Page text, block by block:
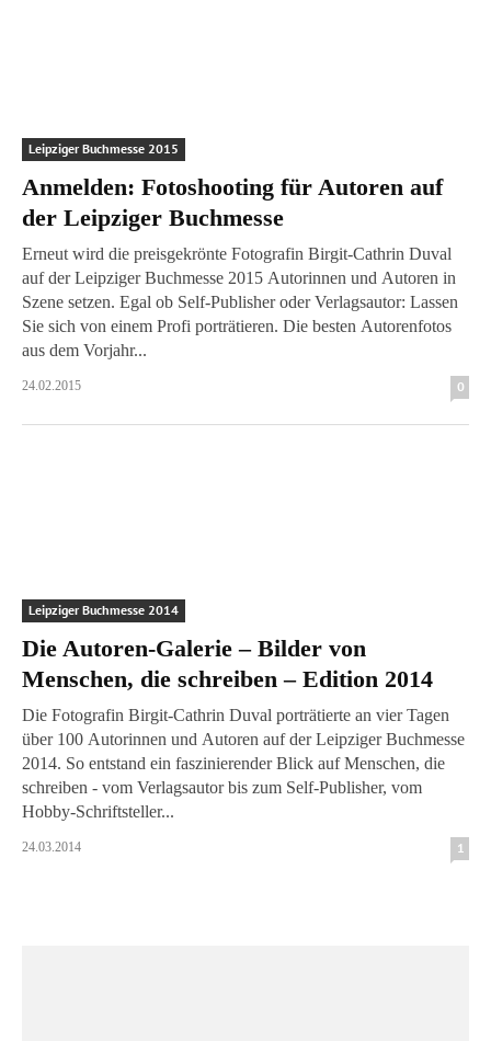
Leipziger Buchmesse 2015
Anmelden: Fotoshooting für Autoren auf
der Leipziger Buchmesse
Erneut wird die preisgekrönte Fotografin Birgit-Cathrin Duval
auf der Leipziger Buchmesse 2015 Autorinnen und Autoren in
Szene setzen. Egal ob Self-Publisher oder Verlagsautor: Lassen
Sie sich von einem Profi porträtieren. Die besten Autorenfotos
aus dem Vorjahr...
24.02.2015 0
Leipziger Buchmesse 2014
Die Autoren-Galerie – Bilder von
Menschen, die schreiben – Edition 2014
Die Fotografin Birgit-Cathrin Duval porträtierte an vier Tagen
über 100 Autorinnen und Autoren auf der Leipziger Buchmesse
2014. So entstand ein faszinierender Blick auf Menschen, die
schreiben - vom Verlagsautor bis zum Self-Publisher, vom
Hobby-Schriftsteller...
24.03.2014 1